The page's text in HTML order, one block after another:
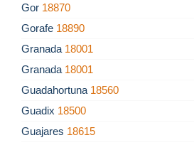
Gor 18870
Gorafe 18890
Granada 18001
Granada 18001
Guadahortuna 18560
Guadix 18500
Guajares 18615